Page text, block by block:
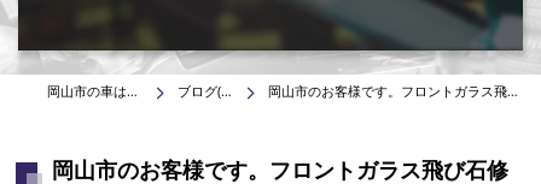
岡山市の車はnexus株式会社 ブログ(施工事例) 岡山市のお客様です。フロントガラス飛び石修理 フリード【nexus株式会社】
岡山市のお客様です。フロントガラス飛び石修